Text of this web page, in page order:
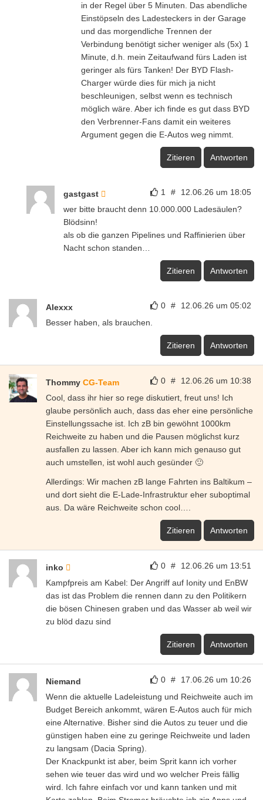
in der Regel über 5 Minuten. Das abendliche
Einstöpseln des Ladesteckers in der Garage
und das morgendliche Trennen der
Verbindung benötigt sicher weniger als (5x) 1
Minute, d.h. mein Zeitaufwand fürs Laden ist
geringer als fürs Tanken! Der BYD Flash-
Charger würde dies für mich ja nicht
beschleunigen, selbst wenn es technisch
möglich wäre. Aber ich finde es gut dass BYD
den Verbrenner-Fans damit ein weiteres
Argument gegen die E-Autos weg nimmt.
Zitieren Antworten
1 # 12.06.26 um 18:05
gastgast
wer bitte braucht denn 10.000.000 Ladesäulen?
Blödsinn!
als ob die ganzen Pipelines und Raffinierien über
Nacht schon standen…
Zitieren Antworten
0 # 12.06.26 um 05:02
Alexxx
Besser haben, als brauchen.
Zitieren Antworten
0 # 12.06.26 um 10:38
Thommy CG-Team
Cool, dass ihr hier so rege diskutiert, freut uns! Ich
glaube persönlich auch, dass das eher eine persönliche
Einstellungssache ist. Ich zB bin gewöhnt 1000km
Reichweite zu haben und die Pausen möglichst kurz
ausfallen zu lassen. Aber ich kann mich genauso gut
auch umstellen, ist wohl auch gesünder 🙂
Allerdings: Wir machen zB lange Fahrten ins Baltikum –
und dort sieht die E-Lade-Infrastruktur eher suboptimal
aus. Da wäre Reichweite schon cool….
Zitieren Antworten
0 # 12.06.26 um 13:51
inko
Kampfpreis am Kabel: Der Angriff auf Ionity und EnBW
das ist das Problem die rennen dann zu den Politikern
die bösen Chinesen graben und das Wasser ab weil wir
zu blöd dazu sind
Zitieren Antworten
0 # 17.06.26 um 10:26
Niemand
Wenn die aktuelle Ladeleistung und Reichweite auch im
Budget Bereich ankommt, wären E-Autos auch für mich
eine Alternative. Bisher sind die Autos zu teuer und die
günstigen haben eine zu geringe Reichweite und laden
zu langsam (Dacia Spring).
Der Knackpunkt ist aber, beim Sprit kann ich vorher
sehen wie teuer das wird und wo welcher Preis fällig
wird. Ich fahre einfach vor und kann tanken und mit